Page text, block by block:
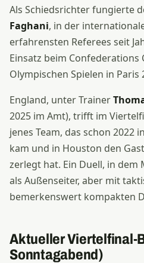
Als Schiedsrichter fungierte
Faghani, in der
erfahrensten Referees seit
Einsatz beim Confederations
Olympischen Spielen in Paris
England, unter Trainer
2025 im Amt), trifft im
jenes Team, das schon 2022
kam und in Houston den
zerlegt hat. Ein Duell, in dem
als Außenseiter, aber mit
bemerkenswert kompakten
Aktueller Viertelfinal-
Sonntagabend)